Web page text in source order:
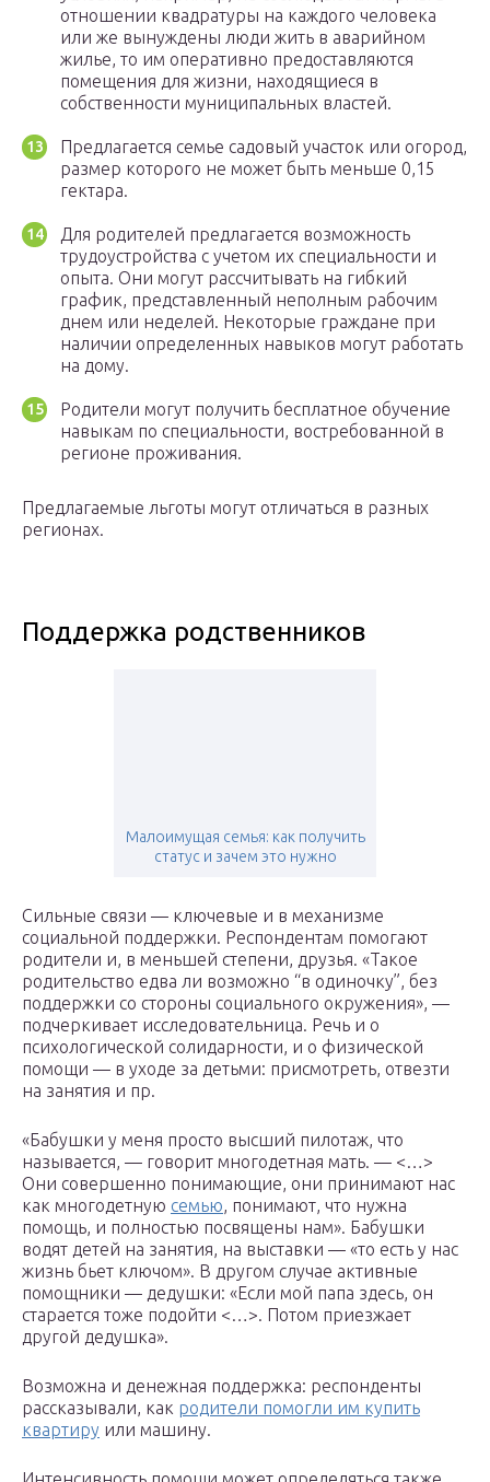
отношении квадратуры на каждого человека
или же вынуждены люди жить в аварийном
жилье, то им оперативно предоставляются
помещения для жизни, находящиеся в
собственности муниципальных властей.
Предлагается семье садовый участок или огород,
размер которого не может быть меньше 0,15
гектара.
Для родителей предлагается возможность
трудоустройства с учетом их специальности и
опыта. Они могут рассчитывать на гибкий
график, представленный неполным рабочим
днем или неделей. Некоторые граждане при
наличии определенных навыков могут работать
на дому.
Родители могут получить бесплатное обучение
навыкам по специальности, востребованной в
регионе проживания.
Предлагаемые льготы могут отличаться в разных
регионах.
Поддержка родственников
Малоимущая семья: как получить
статус и зачем это нужно
Сильные связи — ключевые и в механизме
социальной поддержки. Респондентам помогают
родители и, в меньшей степени, друзья. «Такое
родительство едва ли возможно “в одиночку”, без
поддержки со стороны социального окружения», —
подчеркивает исследовательница. Речь и о
психологической солидарности, и о физической
помощи — в уходе за детьми: присмотреть, отвезти
на занятия и пр.
«Бабушки у меня просто высший пилотаж, что
называется, — говорит многодетная мать. — <…>
Они совершенно понимающие, они принимают нас
как многодетную семью, понимают, что нужна
помощь, и полностью посвящены нам». Бабушки
водят детей на занятия, на выставки — «то есть у нас
жизнь бьет ключом». В другом случае активные
помощники — дедушки: «Если мой папа здесь, он
старается тоже подойти <…>. Потом приезжает
другой дедушка».
Возможна и денежная поддержка: респонденты
рассказывали, как родители помогли им купить
квартиру или машину.